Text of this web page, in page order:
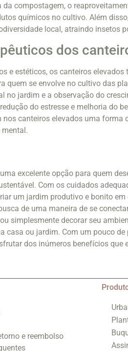
compostagem, o
químicos no cultivo. Além
local, atraindo insetos
dos
e estéticos, os canteiros elevados
quem se envolve no cultivo das
no jardim e a observação do
do estresse e melhoria do
canteiros elevados uma forma
excelente opção para quem
Com os cuidados
um jardim produtivo e bonito em
de uma maneira de se
simplesmente decorar seu
casa ou jardim. Com um pouco de
dos inúmeros benefícios que
e reembolso